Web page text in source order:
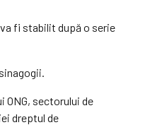
fi stabilit după o serie
sectorului de
dreptul de